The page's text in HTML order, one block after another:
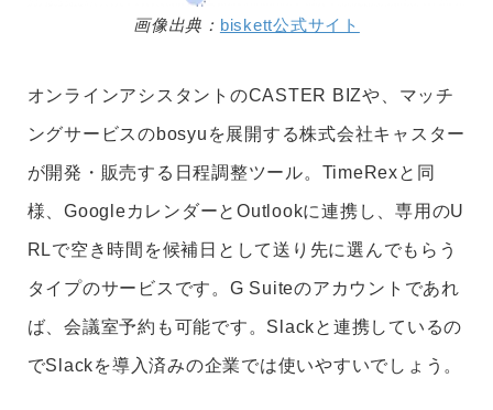
画像出典： biskett公式サイト
オンラインアシスタントのCASTER BIZや、マッチ
ングサービスのbosyuを展開する株式会社キャスター
が開発・販売する日程調整ツール。TimeRexと同
様、GoogleカレンダーとOutlookに連携し、専用のU
RLで空き時間を候補日として送り先に選んでもらう
タイプのサービスです。G Suiteのアカウントであれ
ば、会議室予約も可能です。Slackと連携しているの
でSlackを導入済みの企業では使いやすいでしょう。